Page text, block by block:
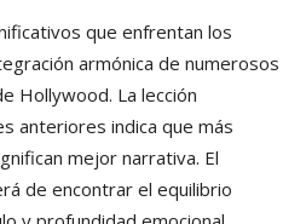
que enfrentan los
armónica de numerosos
Hollywood. La lección
anteriores indica que más
mejor narrativa. El
de encontrar el equilibrio